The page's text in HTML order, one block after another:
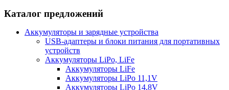
Каталог предложений
Аккумуляторы и зарядные устройства
USB-адаптеры и блоки питания для портативных
устройств
Аккумуляторы LiPo, LiFe
Аккумуляторы LiFe
Аккумуляторы LiPo 11,1V
Аккумуляторы LiPo 14,8V